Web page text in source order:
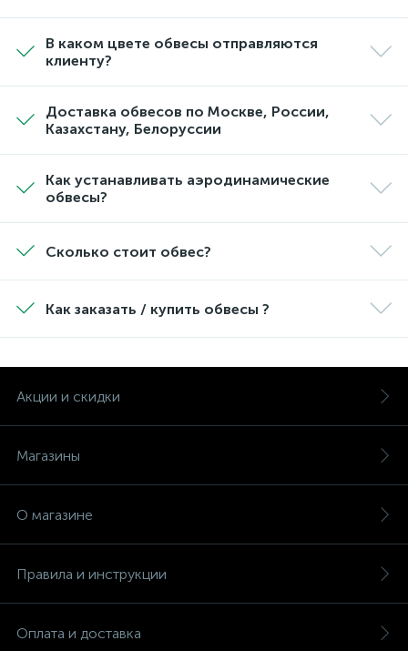
В каком цвете обвесы отправляются
клиенту?
Доставка обвесов по Москве, России,
Казахстану, Белоруссии
Как устанавливать аэродинамические
обвесы?
Сколько стоит обвес?
Как заказать / купить обвесы ?
Акции и скидки
Магазины
О магазине
Правила и инструкции
Оплата и доставка